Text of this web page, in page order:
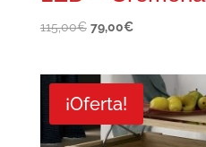
115,00€ El
era:
115,00€.
79,00€El
es:
79,00€.
¡Oferta!